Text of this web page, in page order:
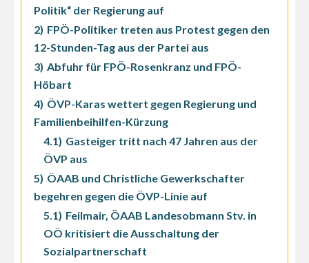
Politik“ der Regierung auf
2) FPÖ-Politiker treten aus Protest gegen den
12-Stunden-Tag aus der Partei aus
3) Abfuhr für FPÖ-Rosenkranz und FPÖ-
Höbart
4) ÖVP-Karas wettert gegen Regierung und
Familienbeihilfen-Kürzung
4.1) Gasteiger tritt nach 47 Jahren aus der
ÖVP aus
5) ÖAAB und Christliche Gewerkschafter
begehren gegen die ÖVP-Linie auf
5.1) Feilmair, ÖAAB Landesobmann Stv. in
OÖ kritisiert die Ausschaltung der
Sozialpartnerschaft